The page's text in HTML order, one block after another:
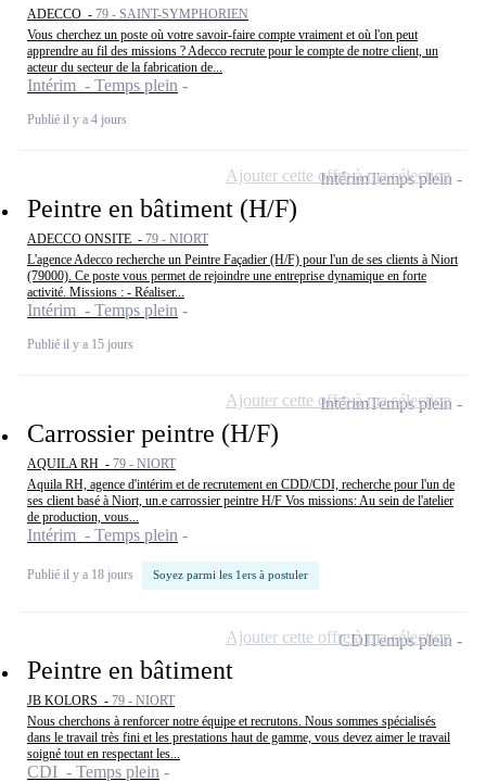
ADECCO - 79 - SAINT-SYMPHORIEN
Vous cherchez un poste où votre savoir-faire compte vraiment et où l'on peut
apprendre au fil des missions ? Adecco recrute pour le compte de notre client, un
acteur du secteur de la fabrication de...
Intérim - Temps plein
Publié il y a 4 jours
Peintre en bâtiment (H/F)
ADECCO ONSITE - 79 - NIORT
L'agence Adecco recherche un Peintre Façadier (H/F) pour l'un de ses clients à Niort
(79000). Ce poste vous permet de rejoindre une entreprise dynamique en forte
activité. Missions : - Réaliser...
Intérim - Temps plein
Publié il y a 15 jours
IntérimTemps plein
Ajouter cette offre à ma sélection
Carrossier peintre (H/F)
AQUILA RH - 79 - NIORT
Aquila RH, agence d'intérim et de recrutement en CDD/CDI, recherche pour l'un de
ses client basé à Niort, un.e carrossier peintre H/F Vos missions: Au sein de l'atelier
de production, vous...
Intérim - Temps plein
Publié il y a 18 jours Soyez parmi les 1ers à postuler
IntérimTemps plein
Ajouter cette offre à ma sélection
Peintre en bâtiment
JB KOLORS - 79 - NIORT
Nous cherchons à renforcer notre équipe et recrutons. Nous sommes spécialisés
dans le travail très fini et les prestations haut de gamme, vous devez aimer le travail
soigné tout en respectant les...
CDI - Temps plein
CDITemps plein
Ajouter cette offre à ma sélection